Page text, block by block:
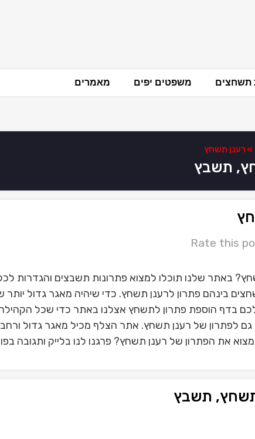
תשחצים משפטים יפים מאמרים
» רענן תשחץ
תשבץ
Rate this
באתר שלנו תוכלו למצוא פתרונות תשבצים והגדרות
בינהם פתרון לרענן תשחץ. כדי שיהיה מאגר גדול
בדף הוספת פתרון לתשחץ אצלנו באתר כדי שכל
גם לפתרון של רענן תשחץ. אתר הצלף מכיל מאגר גדול
את הפתרון של רענן תשחץ? פרגנו לנו בלייק ותגובה
תשחץ, תשבץ